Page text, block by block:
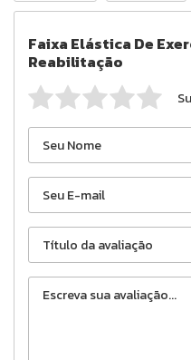
Faixa Elástica De
Reabilitação